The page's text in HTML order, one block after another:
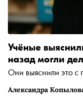
Александра
Учёные
назад могли
Они выяснили это